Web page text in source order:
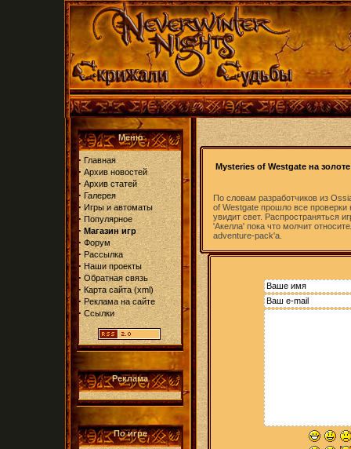
Меню
· Главная
· Архив новостей
· Архив статей
· Галерея
· Игры и автоматы
· Популярное
· Магазин игр
· Форум
· Рассылка
· Наши проекты
· Обратная связь
· Карта сайта(xml)
· Реклама на сайте
· Ссылки
Реклама
По игре
Mysteries of Westgate на золоте
По словам разработчиков из
of Westgate прошло все
увидит свет. Распространяться
'Акелла' пока что молчит
adventure-pack'а.